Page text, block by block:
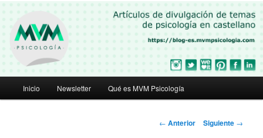
principal
Inicio Newsletter Qué es MVM Psicología
Navegación
← Anterior Siguiente →